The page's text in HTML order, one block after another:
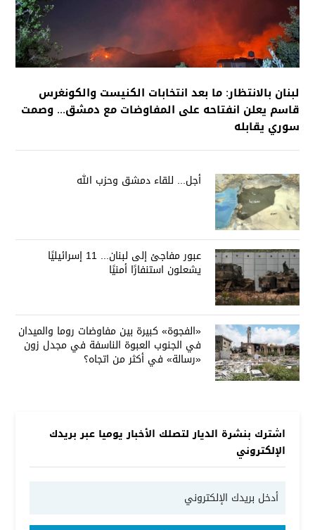
لبنان بالانتظار: ما بعد انتخابات الكنيست والكونغرس
قاسم يعلن انفتاحه على المفاوضات مع دمشق... وصمت
سوري يقابله
أجل... للقاء دمشق وحزب الله
عبور مفاجئ إلى لبنان... 11 إسرائيليًا
يشعلون استنفارًا أمنيًا
«الفجوة» كبيرة بين مفاوضات روما والميدان
في الجنوب العبوة الناسفة في مجدل زون
«رسالة» في أكثر من اتجاه؟
اشترك بنشرة الديار لتصلك الأخبار يوميا عبر بريدك
الإلكتروني